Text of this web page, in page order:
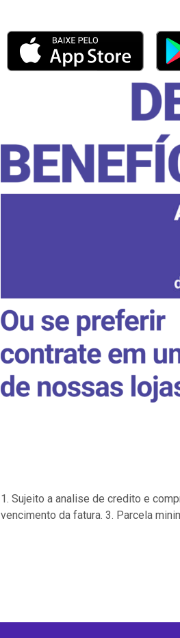
1. Sujeito a analise de credito e
vencimento da fatura. 3. Parcela